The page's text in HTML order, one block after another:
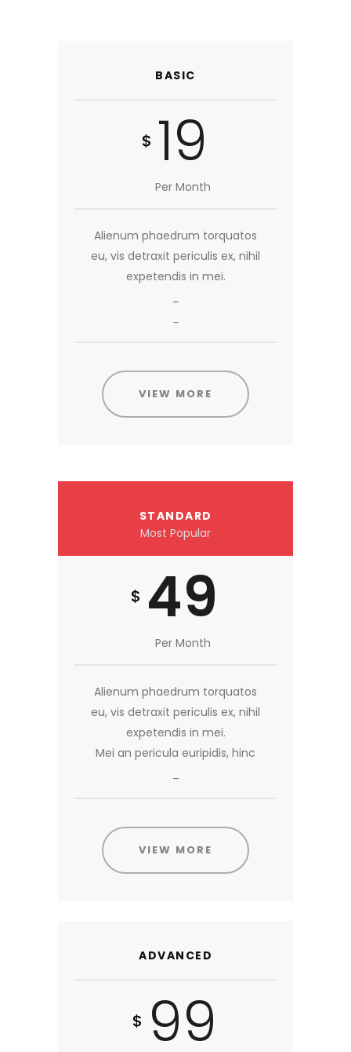
BASIC
$ 19
Per Month
Alienum phaedrum torquatos
eu, vis detraxit periculis ex, nihil
expetendis in mei.
VIEW MORE
STANDARD
Most Popular
$ 49
Per Month
Alienum phaedrum torquatos
eu, vis detraxit periculis ex, nihil
expetendis in mei.
Mei an pericula euripidis, hinc
VIEW MORE
ADVANCED
$ 99